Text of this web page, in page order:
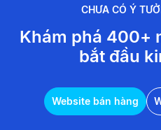
CHƯA CÓ Ý
Khám phá 400+
bắt đầu
Website bán hàng